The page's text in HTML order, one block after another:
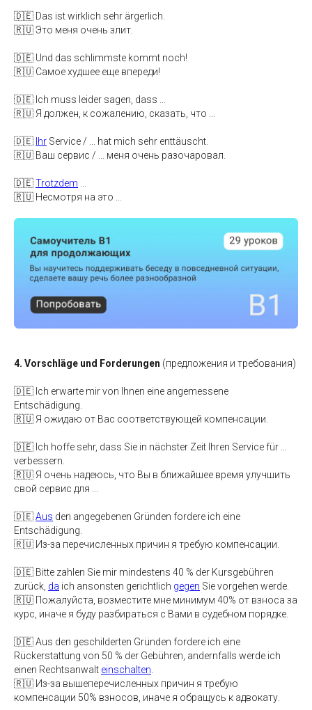
🇩🇪 Das ist wirklich sehr ärgerlich.
🇷🇺 Это меня очень злит.
🇩🇪 Und das schlimmste kommt noch!
🇷🇺 Cамое худшее еще впереди!
🇩🇪 Ich muss leider sagen, dass ...
🇷🇺 Я должен, к сожалению, сказать, что ...
🇩🇪 Ihr Service / ... hat mich sehr enttäuscht.
🇷🇺 Ваш сервис / ... меня очень разочаровал.
🇩🇪Trotzdem
🇷🇺 Несмотря на это ...
4. Vorschläge und Forderungen (предложения и требования)
🇩🇪 Ich erwarte mir von Ihnen eine angemessene
Entschädigung.
🇷🇺 Я ожидаю от Вас соответствующей компенсации.
🇩🇪 Ich hoffe sehr, dass Sie in nächster Zeit Ihren Service für ...
verbessern.
🇷🇺 Я очень надеюсь, что Вы в ближайшее время улучшить
свой сервис для ...
🇩🇪Aus den angegebenen Gründen fordere ich eine
Entschädigung.
🇷🇺 Из-за перечисленных причин я требую компенсации.
🇩🇪 Bitte zahlen Sie mir mindestens 40 % der Kursgebühren
zurück, da ich ansonsten gerichtlich gegen Sie vorgehen werde.
🇷🇺 Пожалуйста, возместите мне минимум 40% от взноса за
курс, иначе я буду разбираться с Вами в судебном порядке.
🇩🇪 Aus den geschilderten Gründen fordere ich eine
Rückerstattung von 50 % der Gebühren, andernfalls werde ich
einen Rechtsanwalt einschalten
🇷🇺 Из-за вышеперечисленных причин я требую
компенсации 50% взносов, иначе я обращусь к адвокату.